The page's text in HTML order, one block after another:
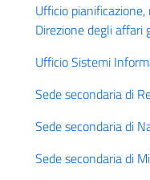
Ufficio
Direzione degli affari
Ufficio Sistemi
Sede secondaria di
Sede secondaria di
Sede secondaria di